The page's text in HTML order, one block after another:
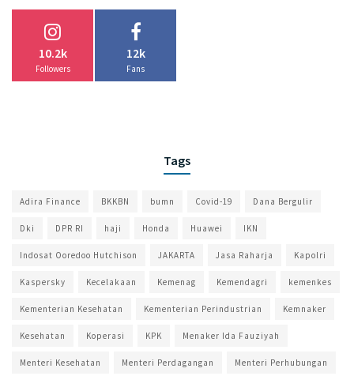
10.2k
Followers
12k
Fans
Tags
Adira Finance BKKBN bumn Covid-19 Dana Bergulir
Dki DPR RI haji Honda Huawei IKN
Indosat Ooredoo Hutchison JAKARTA Jasa Raharja Kapolri
Kaspersky Kecelakaan Kemenag Kemendagri kemenkes
Kementerian Kesehatan Kementerian Perindustrian Kemnaker
Kesehatan Koperasi KPK Menaker Ida Fauziyah
Menteri Kesehatan Menteri Perdagangan Menteri Perhubungan